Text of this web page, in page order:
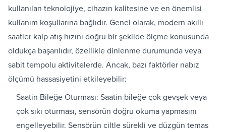
kullanılan teknolojiye, cihazın kalitesine ve en önemlisi
kullanım koşullarına bağlıdır. Genel olarak, modern akıllı
saatler kalp atış hızını doğru bir şekilde ölçme konusunda
oldukça başarılıdır, özellikle dinlenme durumunda veya
sabit tempolu aktivitelerde. Ancak, bazı faktörler nabız
ölçümü hassasiyetini etkileyebilir:
Saatin Bileğe Oturması: Saatin bileğe çok gevşek veya
çok sıkı oturması, sensörün doğru okuma yapmasını
engelleyebilir. Sensörün ciltle sürekli ve düzgün temas